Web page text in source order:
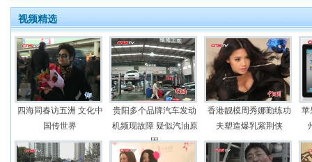
视频精选
四海同春访五洲 文化中
国传世界
贵阳多个品牌汽车发动
机频现故障 疑似汽油原
因
香港靓模周秀娜勤练功
夫塑造爆乳紫荆侠
苹